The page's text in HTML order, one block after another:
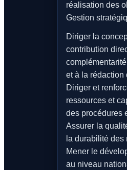
réalisation des
Gestion
Diriger la
contribution
et à la rédaction
Diriger et
ressources et
des procédures
Assurer la
la durabilité
Mener le
au niveau